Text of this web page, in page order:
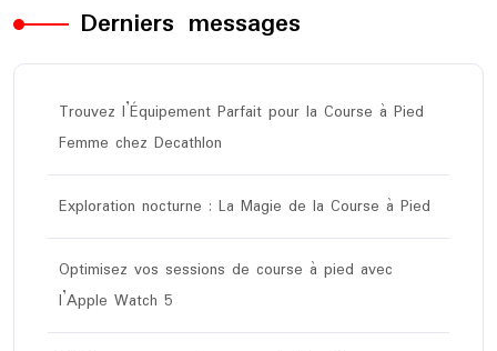
Derniers messages
Trouvez l’Équipement Parfait pour la Course à Pied
Femme chez Decathlon
Exploration nocturne : La Magie de la Course à Pied
Optimisez vos sessions de course à pied avec
l’Apple Watch 5